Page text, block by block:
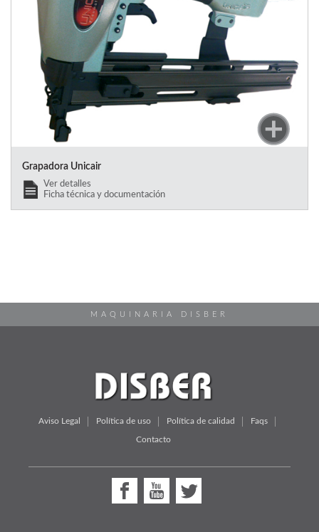
Grapadora Unicair
Ver detalles
Ficha técnica y documentación
MAQUINARIA DISBER
Aviso Legal Política de uso Política de calidad Faqs
Contacto